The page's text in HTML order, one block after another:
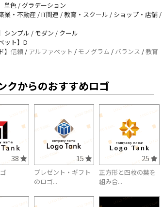
単色 / グラデーション
業・不動産 / IT関連 / 教育・スクール / ショップ・店舗 /
シンプル / モダン / クール
ット】D
】 信頼 / アルファベット / モノグラム / バランス / 教育
クからのおすすめロゴ
38 15
プレゼント・ギフト
のロゴ...
25
正方形と四枚の葉を
組み合...